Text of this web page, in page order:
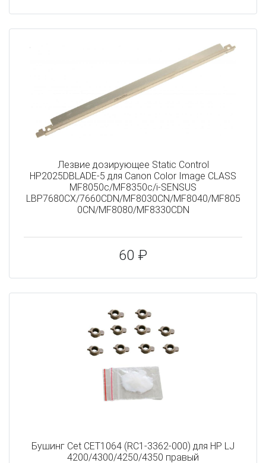
Лезвие дозирующее Static Control
HP2025DBLADE-5 для Canon Color Image CLASS
MF8050c/MF8350c/i-SENSUS
LBP7680CX/7660CDN/MF8030CN/MF8040/MF805
0CN/MF8080/MF8330CDN
60 ₽
Бушинг Cet CET1064 (RC1-3362-000) для HP LJ
4200/4300/4250/4350 правый